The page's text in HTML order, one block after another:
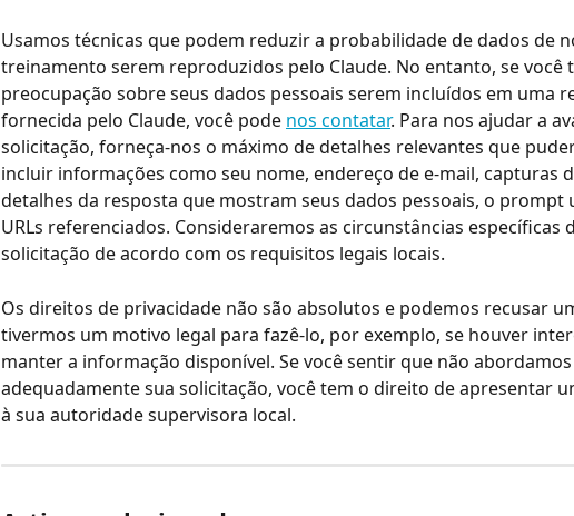
Usamos técnicas que podem reduzir a probabilidade de dados de
treinamento serem reproduzidos pelo Claude. No entanto, se você
preocupação sobre seus dados pessoais serem incluídos em uma
fornecida pelo Claude, você pode nos contatar. Para nos ajudar a
solicitação, forneça-nos o máximo de detalhes relevantes que
incluir informações como seu nome, endereço de e-mail, capturas
detalhes da resposta que mostram seus dados pessoais, o prompt
URLs referenciados. Consideraremos as circunstâncias específicas
solicitação de acordo com os requisitos legais locais.
Os direitos de privacidade não são absolutos e podemos recusar
tivermos um motivo legal para fazê-lo, por exemplo, se houver
manter a informação disponível. Se você sentir que não abordamos
adequadamente sua solicitação, você tem o direito de apresentar
à sua autoridade supervisora local.